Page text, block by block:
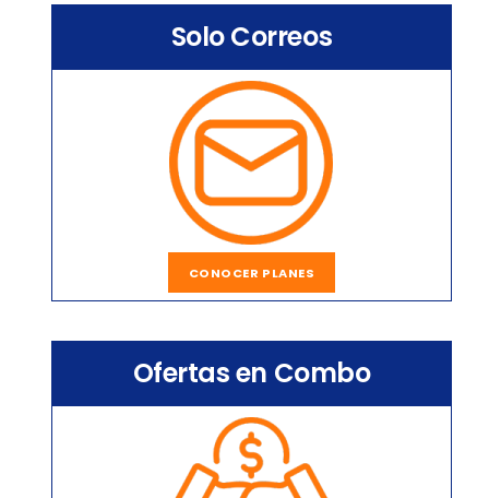
Solo Correos
CONOCER PLANES
Ofertas en Combo